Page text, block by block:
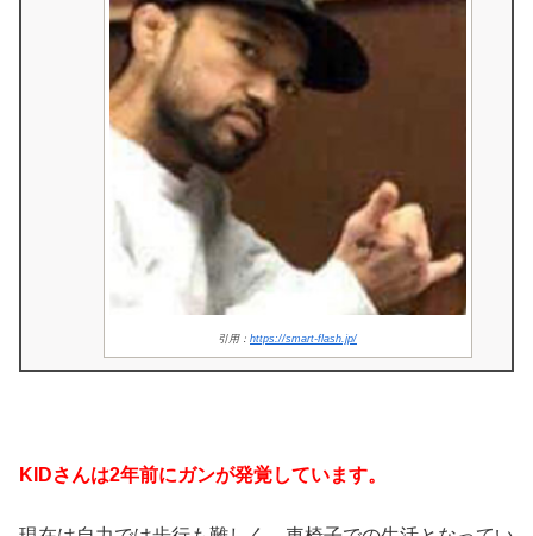
引用： https://smart-flash.jp/
KIDさんは2年前にガンが発覚しています。